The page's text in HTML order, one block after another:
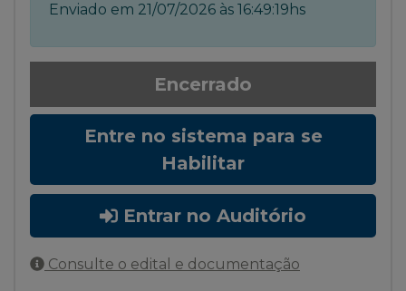
Enviado em 21/07/2026 às 16:49:19hs
Encerrado
Entre no sistema para se
Habilitar
Entrar no Auditório
Consulte o edital e documentação